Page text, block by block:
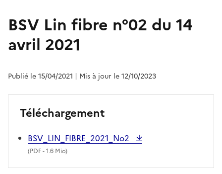
BSV Lin fibre n°02 du 14
avril 2021
Publié le 15/04/2021 | Mis à jour le 12/10/2023
Téléchargement
BSV_LIN_FIBRE_2021_No2
(PDF- 1.6 Mio)